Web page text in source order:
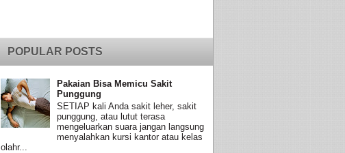
POPULAR POSTS
Pakaian Bisa Memicu Sakit
Punggung
SETIAP kali Anda sakit leher, sakit
punggung, atau lutut terasa
mengeluarkan suara jangan langsung
menyalahkan kursi kantor atau kelas
olahr...